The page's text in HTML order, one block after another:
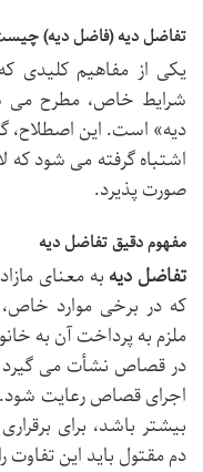
تفاضل دیه (فاضل دیه)
یکی از مفاهیم کلیدی
شرایط خاص، مطرح می
دیه» است. این اصطلاح،
اشتباه گرفته می شود که
صورت پذیرد.
مفهوم دقیق تفاضل دیه
تفاضل دیه به معنای
که در برخی موارد
ملزم به پرداخت آن به
در قصاص نشأت می گیرد
اجرای قصاص رعایت شود.
بیشتر باشد، برای
دم مقتول باید این تفاوت